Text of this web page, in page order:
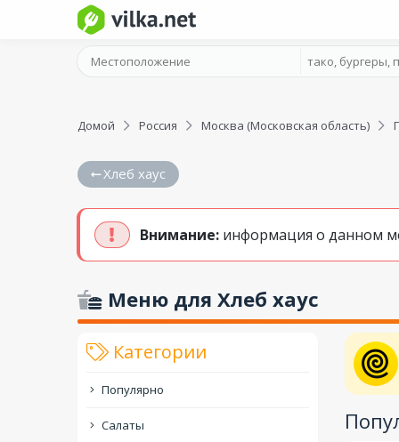
Домой Россия Москва (Московская область)
Хлеб хаус
Внимание: информация о данном
Меню для Хлеб хаус
Категории
Популярно
Салаты